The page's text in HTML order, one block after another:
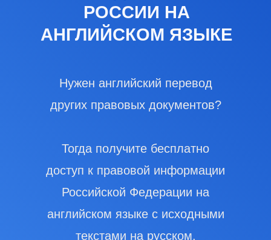
РОССИИ НА
АНГЛИЙСКОМ ЯЗЫКЕ
Нужен английский перевод
других правовых документов?
Тогда получите бесплатно
доступ к правовой информации
Российской Федерации на
английском языке с исходными
текстами на русском.